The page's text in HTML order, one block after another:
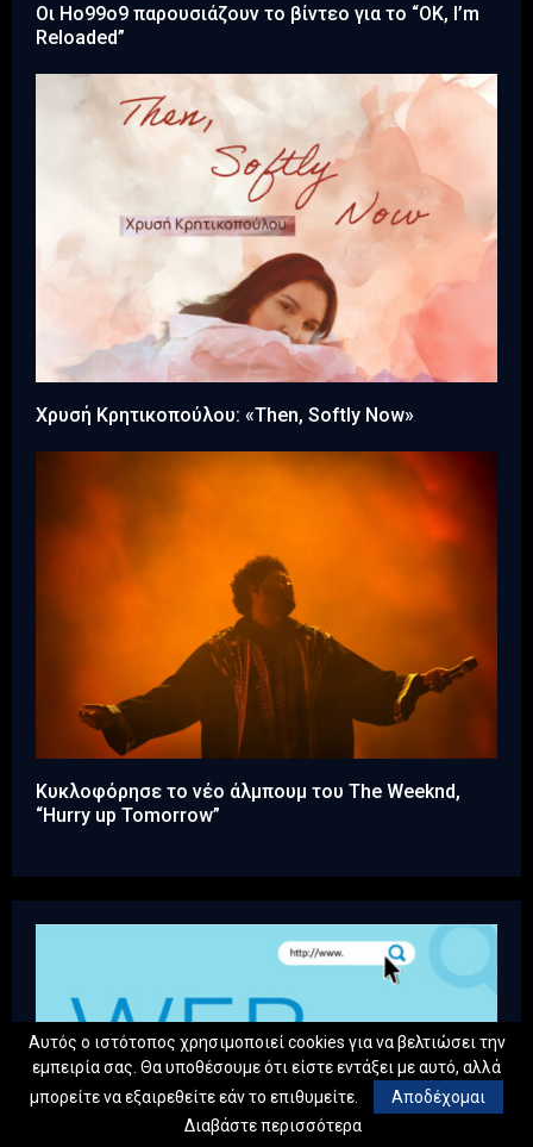
Οι Ho99o9 παρουσιάζουν το βίντεο για το “OK, I’m
Reloaded”
Xρυσή Κρητικοπούλου: «Then, Softly Now»
Κυκλοφόρησε το νέο άλμπουμ του The Weeknd,
“Hurry up Tomorrow”
Αυτός ο ιστότοπος χρησιμοποιεί cookies για να βελτιώσει την
εμπειρία σας. Θα υποθέσουμε ότι είστε εντάξει με αυτό, αλλά
μπορείτε να εξαιρεθείτε εάν το επιθυμείτε.
Αποδέχομαι
Διαβάστε περισσότερα